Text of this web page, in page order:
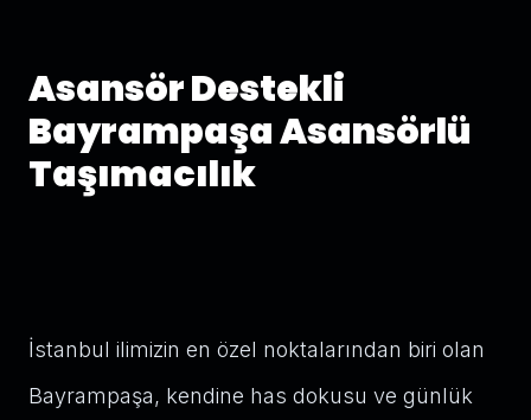
Asansör Destekli
Bayrampaşa Asansörlü
Taşımacılık
İstanbul ilimizin en özel noktalarından biri olan
Bayrampaşa, kendine has dokusu ve günlük